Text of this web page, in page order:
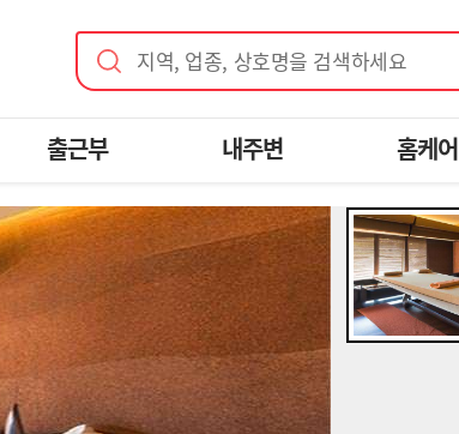
지역, 업종, 상호명을 검색하세요
출근부 내주변 홈케어